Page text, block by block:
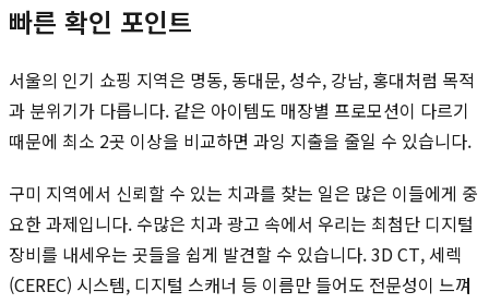
빠른 확인 포인트
서울의 인기 쇼핑 지역은 명동, 동대문, 성수, 강남, 홍대처럼 목적
과 분위기가 다릅니다. 같은 아이템도 매장별 프로모션이 다르기
때문에 최소 2곳 이상을 비교하면 과잉 지출을 줄일 수 있습니다.
구미 지역에서 신뢰할 수 있는 치과를 찾는 일은 많은 이들에게 중
요한 과제입니다. 수많은 치과 광고 속에서 우리는 최첨단 디지털
장비를 내세우는 곳들을 쉽게 발견할 수 있습니다. 3D CT, 세렉
(CEREC) 시스템, 디지털 스캐너 등 이름만 들어도 전문성이 느껴